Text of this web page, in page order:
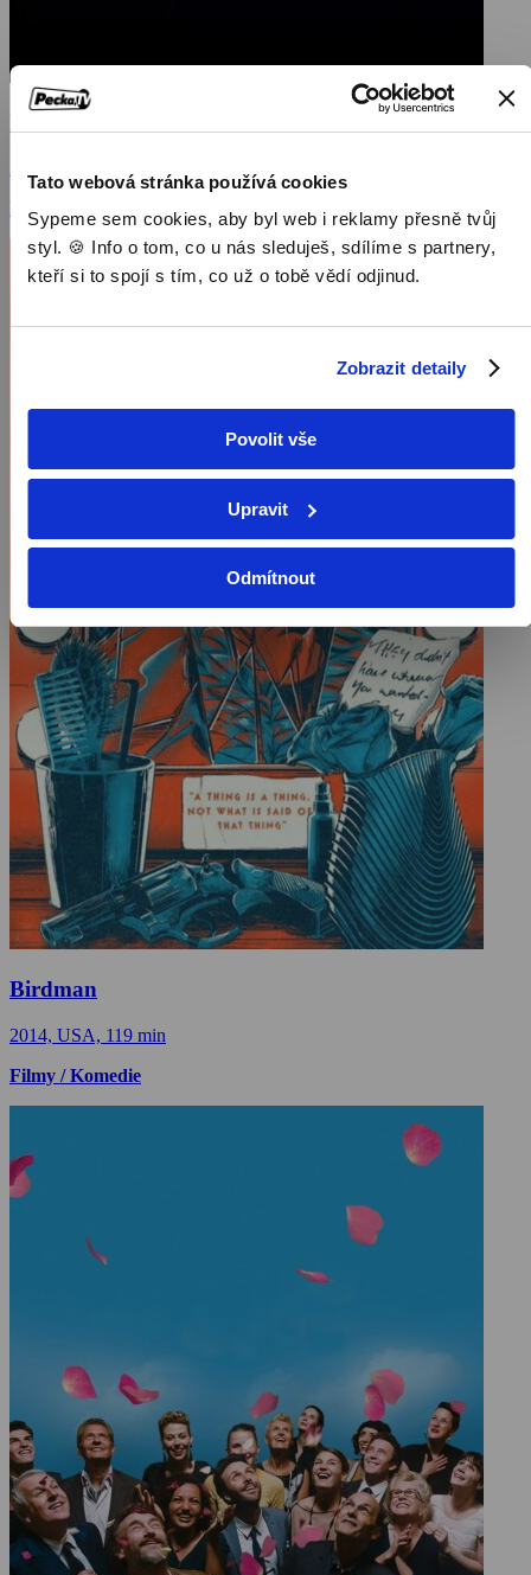
Tato webová stránka používá cookies
Sypeme sem cookies, aby byl web i reklamy přesně tvůj
styl. 🍪 Info o tom, co u nás sleduješ, sdílíme s partnery,
kteří si to spojí s tím, co už o tobě vědí odjinud.
Zobrazit detaily
Povolit vše
Upravit
Odmítnout
Nářez 2
Filmy / Komedie / Akční filmy
Birdman
2014, USA, 119 min
Filmy / Komedie